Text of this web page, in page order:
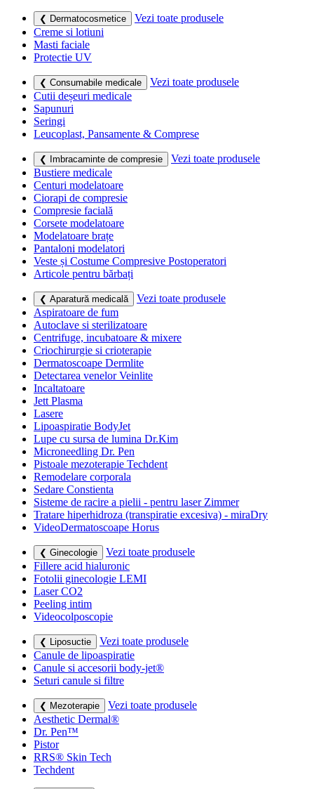
❮ Dermatocosmetice
Vezi toate produsele
Creme si lotiuni
Masti faciale
Protectie UV
❮ Consumabile medicale
Vezi toate produsele
Cutii deșeuri medicale
Sapunuri
Seringi
Leucoplast, Pansamente & Comprese
❮ Imbracaminte de compresie
Vezi toate produsele
Bustiere medicale
Centuri modelatoare
Ciorapi de compresie
Compresie facială
Corsete modelatoare
Modelatoare brațe
Pantaloni modelatori
Veste și Costume Compresive Postoperatori
Articole pentru bărbați
❮ Aparatură medicală
Vezi toate produsele
Aspiratoare de fum
Autoclave si sterilizatoare
Centrifuge, incubatoare & mixere
Criochirurgie si crioterapie
Dermatoscoape Dermlite
Detectarea venelor Veinlite
Incaltatoare
Jett Plasma
Lasere
Lipoaspiratie BodyJet
Lupe cu sursa de lumina Dr.Kim
Microneedling Dr. Pen
Pistoale mezoterapie Techdent
Remodelare corporala
Sedare Constienta
Sisteme de racire a pielii - pentru laser Zimmer
Tratare hiperhidroza (transpiratie excesiva) - miraDry
VideoDermatoscoape Horus
❮ Ginecologie
Vezi toate produsele
Fillere acid hialuronic
Fotolii ginecologie LEMI
Laser CO2
Peeling intim
Videocolposcopie
❮ Liposuctie
Vezi toate produsele
Canule de lipoaspiratie
Canule si accesorii body-jet®
Seturi canule si filtre
❮ Mezoterapie
Vezi toate produsele
Aesthetic Dermal®
Dr. Pen™
Pistor
RRS® Skin Tech
Techdent